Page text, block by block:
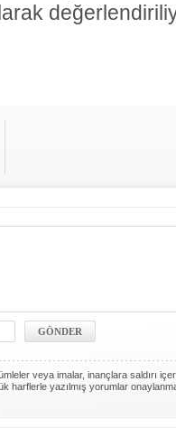
veya imalar, inançlara saldırı
harflerle yazılmış yorumlar